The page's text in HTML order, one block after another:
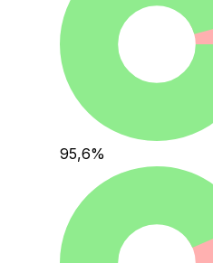
95,6%